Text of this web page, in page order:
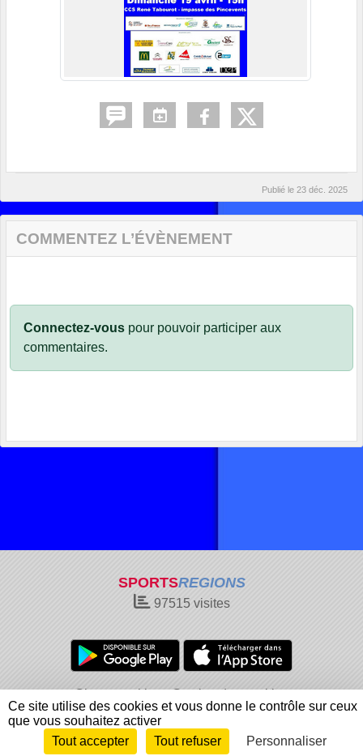
Publié le 23 déc. 2025
COMMENTEZ L’ÉVÈNEMENT
Connectez-vous pour pouvoir participer aux
commentaires.
SPORTSREGIONS
97515visites
Charte cookies
Gestion des cookies
Informations légales
Signaler un contenu inapproprié
Envie de participer ? Connexion
Ce site utilise des cookies et vous donne le contrôle sur ceux
que vous souhaitez activer
Tout accepter
Tout refuser Personnaliser